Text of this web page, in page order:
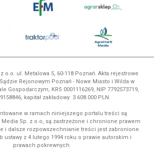
o.o. ul. Metalowa 5, 60-118 Poznań. Akta rejestrowe
Rejonowym Poznań - Nowe Miasto i Wilda w
Gospodarczym, KRS 0001116269, NIP 7792573719,
kapitał zakładowy: 3.608.000 PLN.
w ramach niniejszego portalu treści są
Media Sp. z o.o, są zastrzeżone i chronione prawem
i dalsze rozpowszechnianie treści jest zabronione.
ustawy z 4 lutego 1994 roku o prawie autorskim i
prawach pokrewnych.